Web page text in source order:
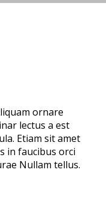
ornare
lectus a est
Etiam sit amet
in faucibus orci
Nullam tellus.